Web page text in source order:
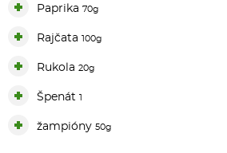
Paprika 70g
Rajčata 100g
Rukola 20g
Špenát 1
žampióny 50g